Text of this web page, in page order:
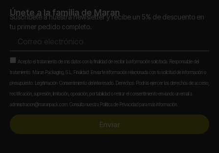
Únete a la familia de Maran
Suscríbete a nuestra newsletter y recibe un 5% de descuento en
tu primer pedido completo.
electrónico
Aceptación
Acepto el tratamiento de mis datos con la finalidad de recibir la información solicitada. Responsable del
tratamiento: Maran Packaging, S.L. Finalidad: Enviarte información relacionada con tu solicitud de información o
presupuesto. Legitimación: Consentimiento del interesado. Derechos: Podrás ejercer los derechos de acceso,
rectificación, supresión, limitación, oposición, portabilidad o retirar el consentimiento enviando un email a
administracion@maranpack.com. Consulta nuestra Política de Privacidad para más información.
Enviar